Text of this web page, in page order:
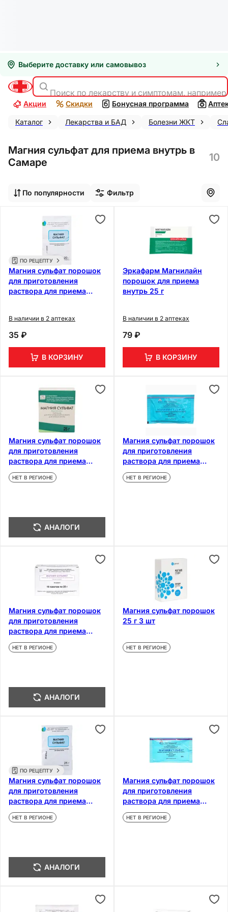
Выберите доставку или самовывоз
Поиск по лекарству и симптомам,
Акции Скидки Бонусная программа
Каталог Лекарства и БАД Болезни ЖКТ
Магния сульфат для приема внутрь в
Самаре
10
По популярности Фильтр
ПО РЕЦЕПТУ
Магния сульфат порошок
для приготовления
раствора для приема
В наличии в 2 аптеках
35 ₽
В КОРЗИНУ
Эркафарм Магнилайн
порошок для приема
внутрь 25 г
В наличии в 2 аптеках
79 ₽
В КОРЗИНУ
Магния сульфат порошок
для приготовления
раствора для приема
внутрь 25 г 10 шт
НЕТ В РЕГИОНЕ
АНАЛОГИ
Магния сульфат порошок
для приготовления
раствора для приема
внутрь 20 г
НЕТ В РЕГИОНЕ
Магния сульфат порошок
для приготовления
раствора для приема
внутрь 25 г 10 шт
НЕТ В РЕГИОНЕ
АНАЛОГИ
Магния сульфат порошок
25 г 3 шт
НЕТ В РЕГИОНЕ
ПО РЕЦЕПТУ
Магния сульфат порошок
для приготовления
раствора для приема
внутрь 25 г
НЕТ В РЕГИОНЕ
АНАЛОГИ
Магния сульфат порошок
для приготовления
раствора для приема
внутрь 25 г
НЕТ В РЕГИОНЕ